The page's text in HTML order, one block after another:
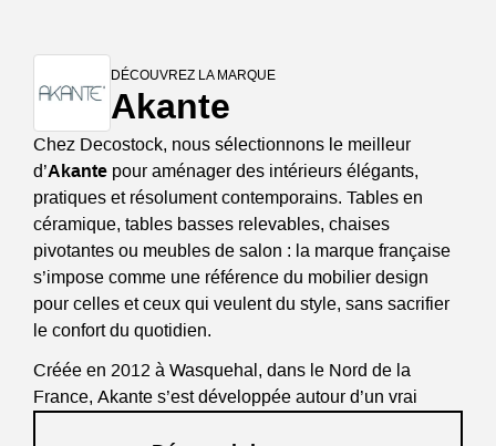
DÉCOUVREZ LA MARQUE
Akante
Chez Decostock, nous sélectionnons le meilleur
d’Akante pour aménager des intérieurs élégants,
pratiques et résolument contemporains. Tables en
céramique, tables basses relevables, chaises
pivotantes ou meubles de salon : la marque française
s’impose comme une référence du mobilier design
pour celles et ceux qui veulent du style, sans sacrifier
le confort du quotidien.
Créée en 2012 à Wasquehal, dans le Nord de la
France, Akante s’est développée autour d’un vrai